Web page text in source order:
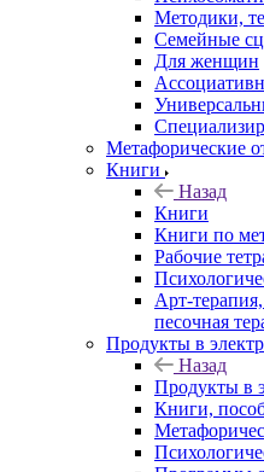
Методики,
Семейные
Для женщин
Метафорические
Книги
Назад
Книги
Книги по
Рабочие
Арт-
песочная
Продукты в
Назад
Продукты в
Книги,